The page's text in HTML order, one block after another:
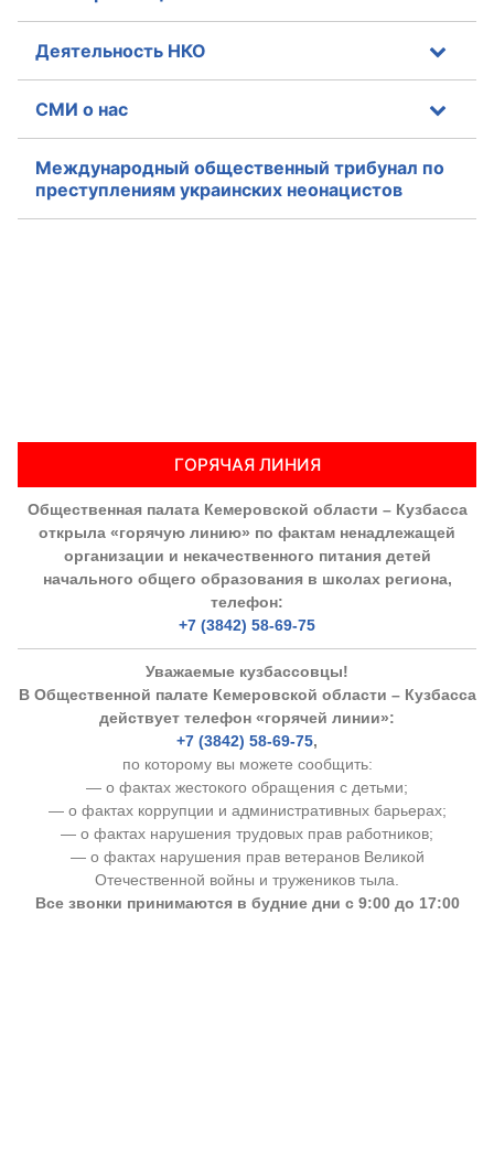
Деятельность НКО
СМИ о нас
Международный общественный трибунал по
преступлениям украинских неонацистов
ГОРЯЧАЯ ЛИНИЯ
Общественная палата Кемеровской области – Кузбасса
открыла «горячую линию» по фактам ненадлежащей
организации и некачественного питания детей
начального общего образования в школах региона,
телефон:
+7 (3842) 58-69-75
Уважаемые кузбассовцы!
В Общественной палате Кемеровской области – Кузбасса
действует телефон «горячей линии»:
+7 (3842) 58-69-75,
по которому вы можете сообщить:
— о фактах жестокого обращения с детьми;
— о фактах коррупции и административных барьерах;
— о фактах нарушения трудовых прав работников;
— о фактах нарушения прав ветеранов Великой
Отечественной войны и тружеников тыла.
Все звонки принимаются в будние дни с 9:00 до 17:00